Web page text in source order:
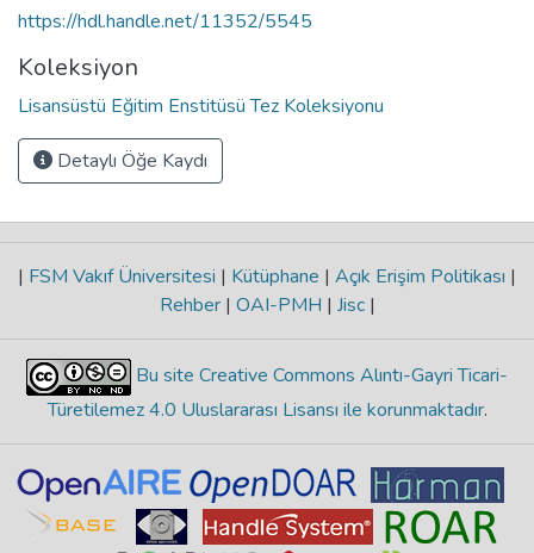
https://hdl.handle.net/11352/5545
Koleksiyon
Lisansüstü Eğitim Enstitüsü Tez Koleksiyonu
Detaylı Öğe Kaydı
| FSM Vakıf Üniversitesi | Kütüphane | Açık Erişim Politikası |
Rehber | OAI-PMH | Jisc |
Bu site Creative Commons Alıntı-Gayri Ticari-
Türetilemez 4.0 Uluslararası Lisansı ile korunmaktadır.